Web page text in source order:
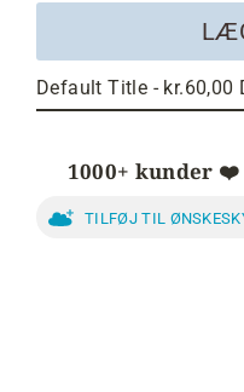
1000+ kunder
TILFØJ TIL